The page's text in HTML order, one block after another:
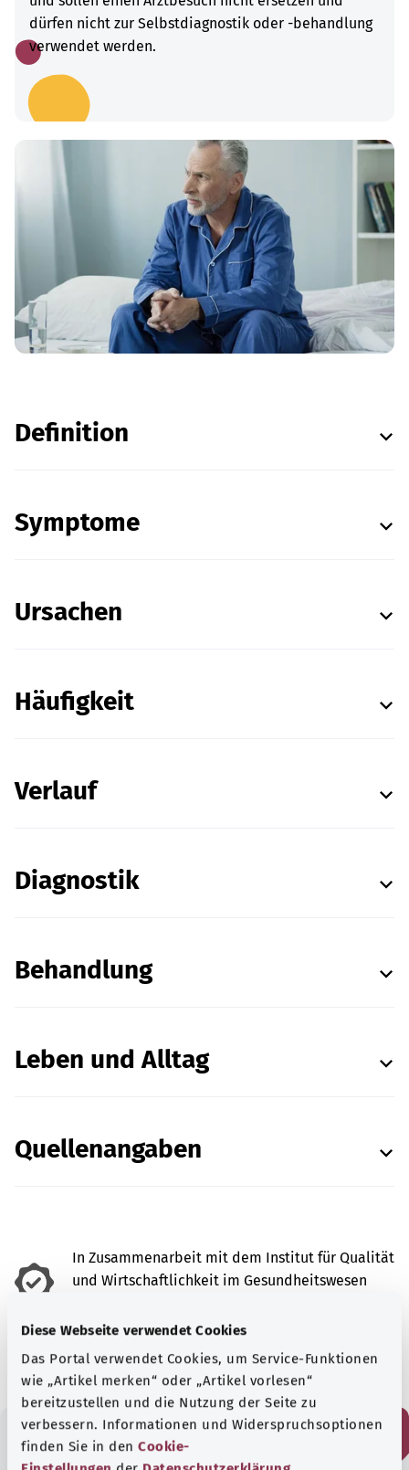
Diese Webseite verwendet Cookies
Das Portal verwendet Cookies, um Service-Funktionen
wie „Artikel merken“ oder „Artikel vorlesen“
bereitzustellen und die Nutzung der Seite zu
verbessern. Informationen und Widerspruchsoptionen
finden Sie in den Cookie-
dürfen nicht zur Selbstdiagnostik oder -behandlung
verwendet werden.
Definition
Symptome
Ursachen
Häufigkeit
Verlauf
Diagnostik
Behandlung
Leben und Alltag
Quellenangaben
In Zusammenarbeit mit dem Institut für Qualität
und Wirtschaftlichkeit im Gesundheitswesen
Stand:21.10.2022